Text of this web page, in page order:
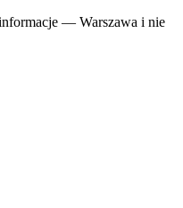
— Warszawa i nie